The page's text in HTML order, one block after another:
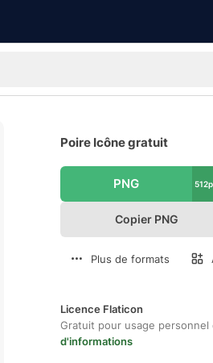
Poire Icône gratuit
PNG
Copier PNG
Plus de formats
Licence Flaticon
Gratuit pour usage
d'informations